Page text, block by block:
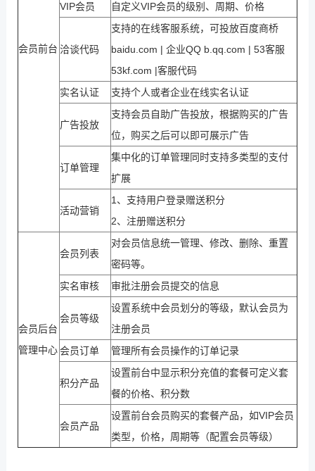
会员前台
VIP会员
自定义VIP会员的级别、周期、价格
洽谈代码
支持的在线客服系统，可投放百度商桥
baidu.com | 企业QQ b.qq.com | 53客服
53kf.com |客服代码
实名认证
支持个人或者企业在线实名认证
广告投放
支持会员自助广告投放，根据购买的广告
位，购买之后可以即可展示广告
订单管理
集中化的订单管理同时支持多类型的支付
扩展
活动营销
1、支持用户登录赠送积分
2、注册赠送积分
会员后台
管理中心
会员列表
对会员信息统一管理、修改、删除、重置
密码等。
实名审核
审批注册会员提交的信息
会员等级
设置系统中会员划分的等级，默认会员为
注册会员
会员订单
管理所有会员操作的订单记录
积分产品
设置前台中显示积分充值的套餐可定义套
餐的价格、积分数
会员产品
设置前台会员购买的套餐产品，如VIP会员
类型，价格，周期等（配置会员等级）